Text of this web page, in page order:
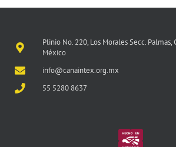
Plinio No. 220, Los Morales Secc. Palmas,
México
info@canaintex.org.mx
55 5280 8637